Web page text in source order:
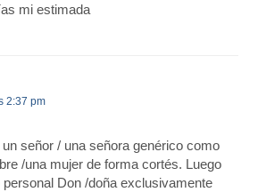
mi estimada
2:37 pm
señor / una señora genérico como
/una mujer de forma cortés. Luego
Don /doña exclusivamente